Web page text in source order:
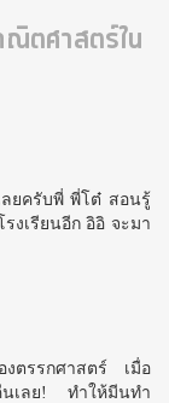
ณิตศาสตร์ใน
ยครับพี่ พี่โต๋ สอนรู้
งเรียนอีก อิอิ จะมา
ตรรกศาสตร์ เมื่อ
นเลย! ทำให้มีนทำ